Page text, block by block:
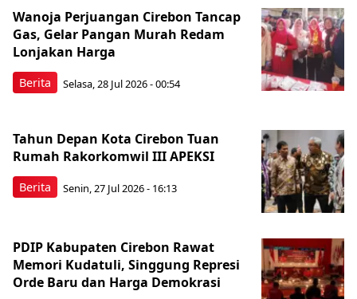
Berita
Wanoja Perjuangan Cirebon Tancap
Gas, Gelar Pangan Murah Redam
Lonjakan Harga
Selasa, 28 Jul 2026 - 00:54
Berita
Tahun Depan Kota Cirebon Tuan
Rumah Rakorkomwil III APEKSI
Senin, 27 Jul 2026 - 16:13
PDIP Kabupaten Cirebon Rawat
Memori Kudatuli, Singgung Represi
Orde Baru dan Harga Demokrasi